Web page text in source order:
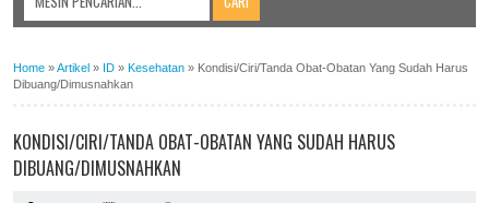
Home »Artikel » ID » Kesehatan » Kondisi/Ciri/Tanda Obat-Obatan Yang Sudah Harus
Dibuang/Dimusnahkan
KONDISI/CIRI/TANDA OBAT-OBATAN YANG SUDAH HARUS
DIBUANG/DIMUSNAHKAN